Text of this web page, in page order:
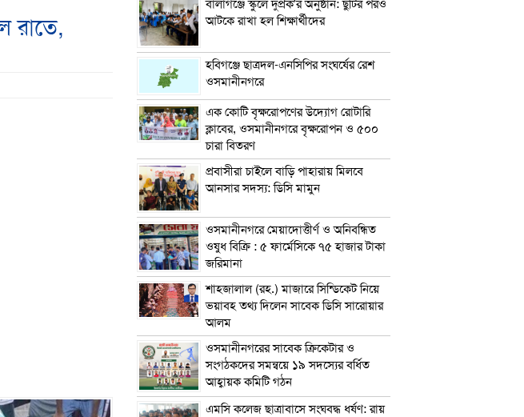
রাতে,
বালাগঞ্জে স্কুলে দুপ্রক’র অনুষ্ঠান: ছুটির পরও
আটকে রাখা হল শিক্ষার্থীদের
হবিগঞ্জে ছাত্রদল-এনসিপির সংঘর্ষের রেশ
ওসমানীনগরে
এক কোটি বৃক্ষরোপণের উদ্যোগ রোটারি
ক্লাবের, ওসমানীনগরে বৃক্ষরোপন ও ৫০০
চারা বিতরণ
প্রবাসীরা চাইলে বাড়ি পাহারায় মিলবে
আনসার সদস্য: ডিসি মামুন
ওসমানীনগরে মেয়াদোত্তীর্ণ ও অনিবন্ধিত
ওষুধ বিক্রি : ৫ ফার্মেসিকে ৭৫ হাজার টাকা
জরিমানা
শাহজালাল (রহ.) মাজারে সিন্ডিকেট নিয়ে
ভয়াবহ তথ্য দিলেন সাবেক ডিসি সারোয়ার
আলম
ওসমানীনগরের সাবেক ক্রিকেটার ও
সংগঠকদের সমন্বয়ে ১৯ সদস্যের বর্ধিত
আহ্বায়ক কমিটি গঠন
এম‌সি কলেজ ছাত্রাবাসে সংঘবদ্ধ ধর্ষণ: রায়